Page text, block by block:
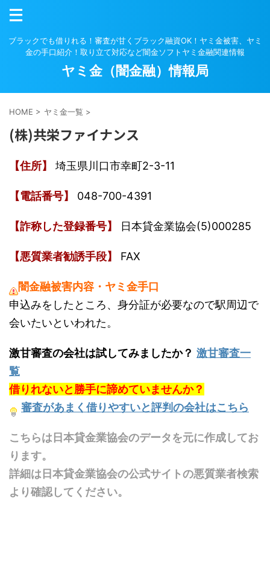
ブラックでも借りれる！審査が甘くブラック融資OK！ヤミ金被害、ヤミ
金の手口紹介！取り立て対応など闇金ソフトヤミ金融関連情報
ヤミ金（闇金融）情報局
HOME > ヤミ金一覧 >
(株)共栄ファイナンス
【住所】 埼玉県川口市幸町2-3-11
【電話番号】 048-700-4391
【詐称した登録番号】 日本貸金業協会(5)000285
【悪質業者勧誘手段】 FAX
闇金融被害内容・ヤミ金手口
申込みをしたところ、身分証が必要なので駅周辺で
会いたいといわれた。
激甘審査の会社は試してみましたか？ 激甘審査一
覧
借りれないと勝手に諦めていませんか？
審査があまく借りやすいと評判の会社はこちら
こちらは日本貸金業協会のデータを元に作成してお
ります。
詳細は日本貸金業協会の公式サイトの悪質業者検索
より確認してください。